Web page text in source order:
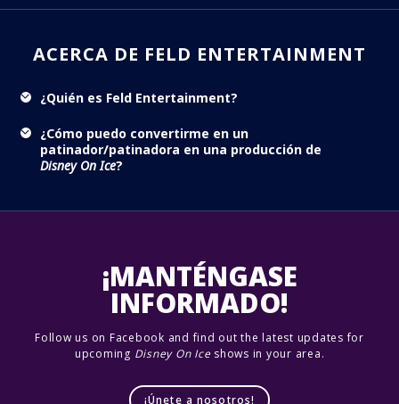
ACERCA DE FELD ENTERTAINMENT
¿Quién es Feld Entertainment?
¿Cómo puedo convertirme en un
patinador/patinadora en una producción de
Disney On Ice?
¡MANTÉNGASE
INFORMADO!
Follow us on Facebook and find out the latest updates for
upcoming Disney On Iceshows in your area.
¡Únete a nosotros!